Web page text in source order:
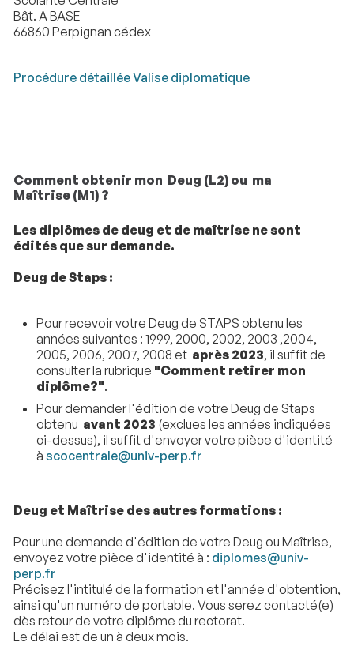
Bât. A BASE
66860 Perpignan cédex
Procédure détaillée Valise diplomatique
Comment obtenir mon Deug (L2) ou ma
Maîtrise (M1) ?
Les diplômes de deug et de maîtrise ne sont
édités que sur demande.
Deug de Staps :
Pour recevoir votre Deug de STAPS obtenu les
années suivantes : 1999, 2000, 2002, 2003 ,2004,
2005, 2006, 2007, 2008 et après 2023, il suffit de
consulter la rubrique "Comment retirer mon
diplôme?".
Pour demander l'édition de votre Deug de Staps
obtenu avant 2023 (exclues les années indiquées
ci-dessus), il suffit d'envoyer votre pièce d'identité
à scocentrale@univ-perp.fr
Deug et Maîtrise des autres formations :
Pour une demande d'édition de votre Deug ou Maîtrise,
envoyez votre pièce d'identité à : diplomes@univ-
perp.fr
Précisez l'intitulé de la formation et l'année d'obtention,
ainsi qu'un numéro de portable. Vous serez contacté(e)
dès retour de votre diplôme du rectorat.
Le délai est de un à deux mois.